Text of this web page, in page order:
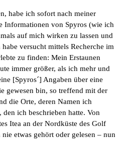
habe ich sofort nach meiner
Informationen von Spyros (wie ich
auf mich wirken zu lassen und
versucht mittels Recherche im
zu finden: Mein Erstaunen
immer größer, als ich mehr und
[Spyros´] Angaben über eine
gewesen bin, so treffend mit der
die Orte, deren Namen ich
den ich beschrieben hatte. Von
Itea an der Nordküste des Golf
etwas gehört oder gelesen – nun